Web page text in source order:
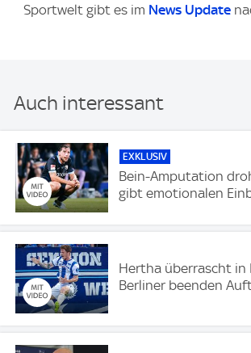
Sportwelt gibt es im News Update
Auch interessant
EXKLUSIV
Bein-Amputation
gibt emotionalen
Hertha überrascht in
Berliner beenden